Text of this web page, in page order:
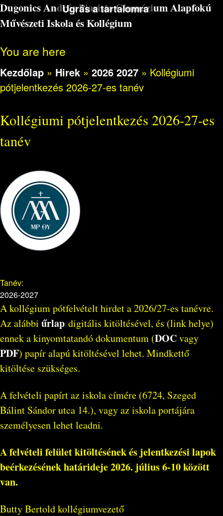
Ugrás a tartalomra
Dugonics András Piarista Gimnázium Alapfokú
Művészeti Iskola és Kollégium
You are here
Kezdőlap » Hirek » 2026 2027 » Kollégiumi
pótjelentkezés 2026-27-es tanév
Kollégiumi pótjelentkezés 2026-27-es
tanév
Tanév:
2026-2027
A kollégium pótfelvételt hirdet a 2026/27-es tanévre.
Az alábbi űrlap digitális kitöltésével, és (link helye)
ennek a kinyomtatandó dokumentum (DOCvagy
PDF) papír alapú kitöltésével lehet. Mindkettő
kitöltése szükséges.
A felvételi papírt az iskola címére (6724, Szeged
Bálint Sándor utca 14.), vagy az iskola portájára
személyesen lehet leadni.
A felvételi felület kitöltésének és jelentkezési lapok
beérkezésének határideje2026. július 6-10 között
van.
Butty Bertold kollégiumvezető